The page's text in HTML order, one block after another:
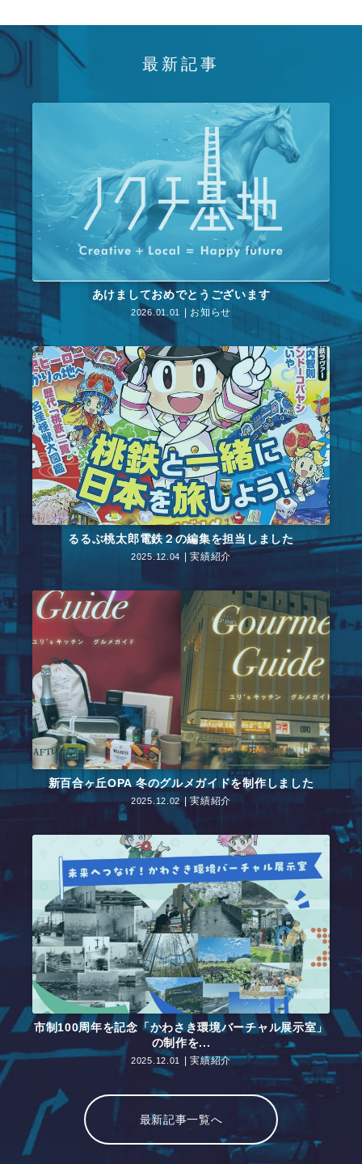
最新記事
あけましておめでとうございます
2026.01.01 お知らせ
るるぶ桃太郎電鉄２の編集を担当しました
2025.12.04 実績紹介
新百合ヶ丘OPA 冬のグルメガイドを制作しました
2025.12.02 実績紹介
市制100周年を記念「かわさき環境バーチャル展示室」
の制作を...
2025.12.01 実績紹介
最新記事一覧へ